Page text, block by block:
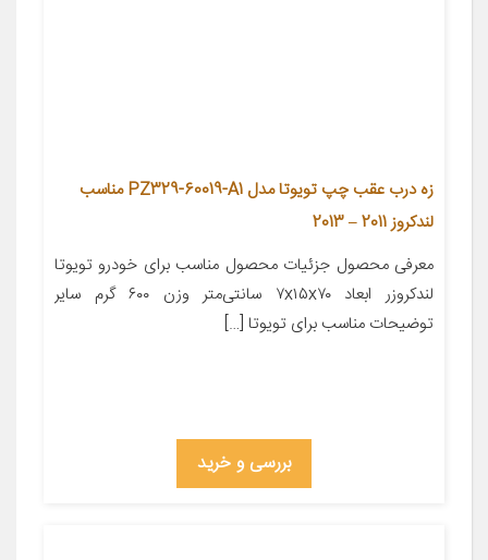
زه درب عقب چپ تویوتا مدل PZ329-60019-A1 مناسب
لندکروز 2011 – 2013
معرفی محصول جزئیات محصول مناسب برای خودرو تویوتا
لندکروزر ابعاد ۷x۱۵x۷۰ سانتی‌متر وزن ۶۰۰ گرم سایر
توضیحات مناسب برای تویوتا […]
بررسی و خرید